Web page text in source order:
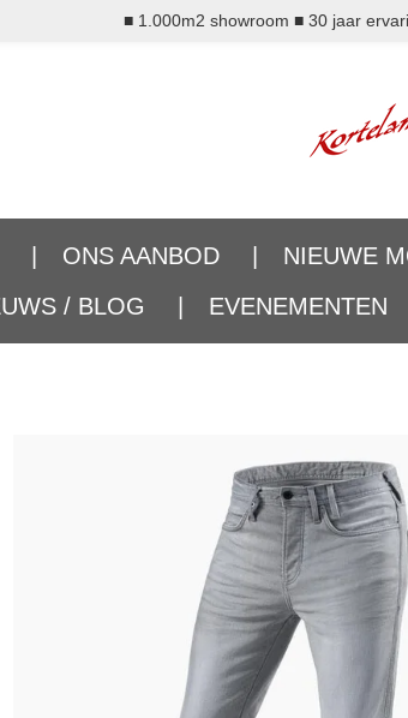
■ 1.000m2 showroom ■ 30 jaar
ONS AANBOD NIEUWE
/ BLOG
EVENEMENTEN